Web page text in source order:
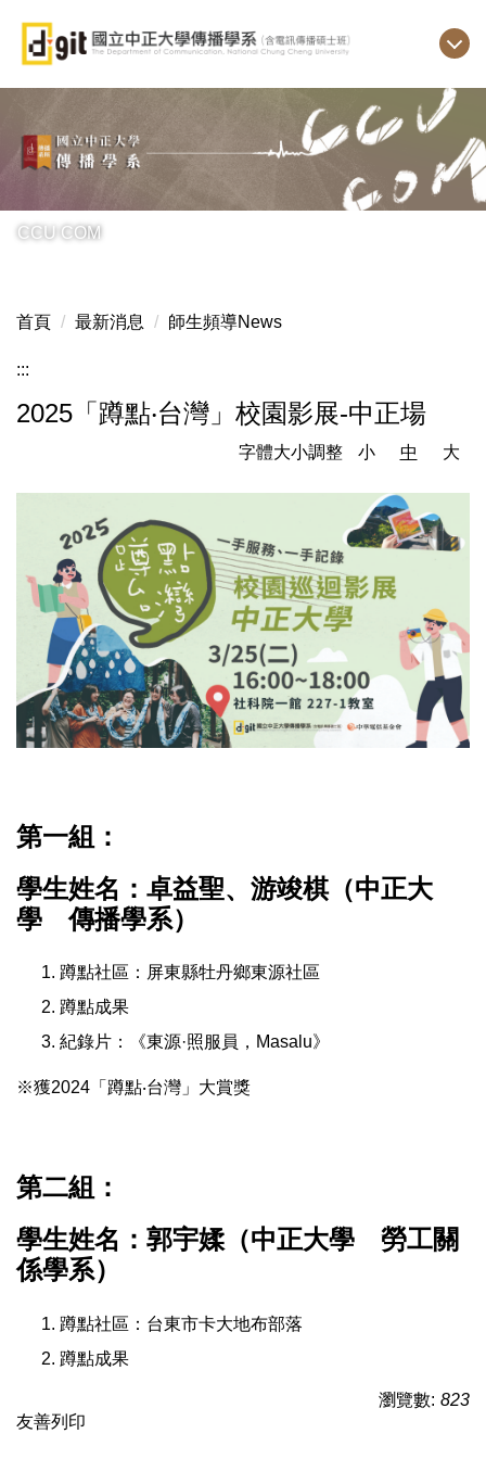
主
區
CCU COM
首頁 最新消息 師生頻導News
:::
2025「蹲點‧台灣」校園影展-中正場
字體大小調整 小 中 大
第一組：
學生姓名：卓益聖、游竣棋（中正大
學 傳播學系）
蹲點社區：屏東縣牡丹鄉東源社區
蹲點成果
紀錄片：《東源·照服員，Masalu》
※獲2024「蹲點‧台灣」大賞獎
第二組：
學生姓名：郭宇媃（中正大學 勞工關
係學系）
蹲點社區：台東市卡大地布部落
蹲點成果
瀏覽數: 823
友善列印